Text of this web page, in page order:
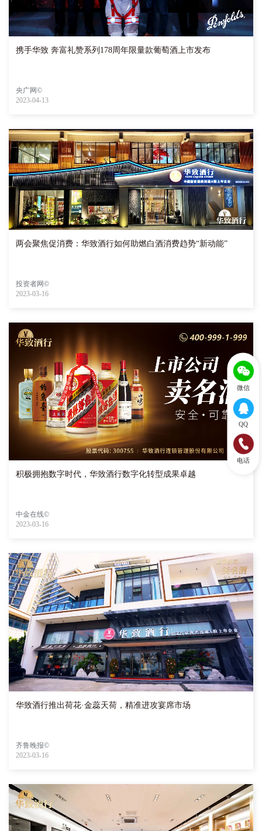
携手华致 奔富礼赞系列178周年限量款葡萄酒上市发布
央广网©
2023-04-13
两会聚焦促消费：华致酒行如何助燃白酒消费趋势“新动能”
投资者网©
2023-03-16
积极拥抱数字时代，华致酒行数字化转型成果卓越
中金在线©
2023-03-16
华致酒行推出荷花·金蕊天荷，精准进攻宴席市场
齐鲁晚报©
2023-03-16
微信
QQ
电话